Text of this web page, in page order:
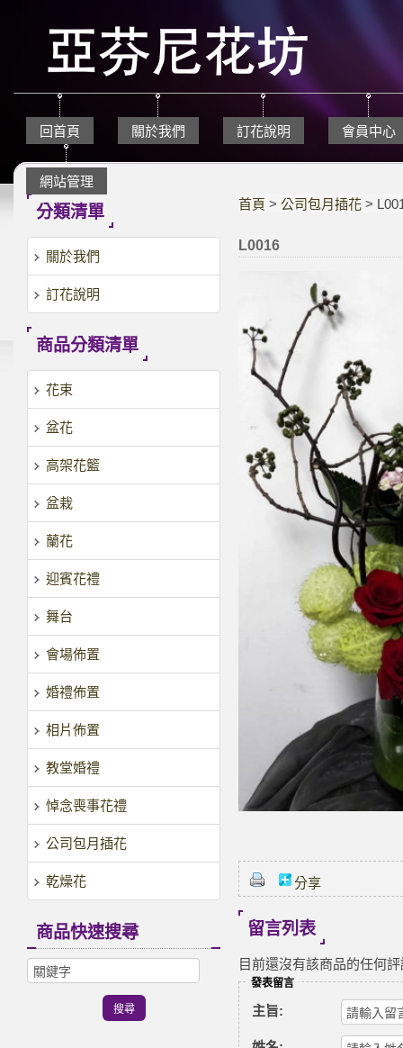
回首頁 關於我們 訂花說明 會員中心
網站管理
分類清單
關於我們
訂花說明
商品分類清單
花束
盆花
高架花籃
盆栽
蘭花
迎賓花禮
舞台
會場佈置
婚禮佈置
相片佈置
教堂婚禮
悼念喪事花禮
公司包月插花
乾燥花
商品快速搜尋
首頁 >公司包月插花 >
L0016
分享
留言列表
目前還沒有該商品的任何
發表留言
主旨: